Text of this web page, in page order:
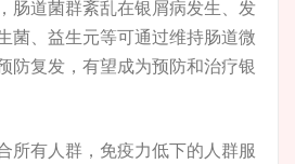
肠道菌群紊乱在银屑病发生、发
菌、益生元等可通过维持肠道微
防复发，有望成为预防和治疗银
所有人群，免疫力低下的人群服